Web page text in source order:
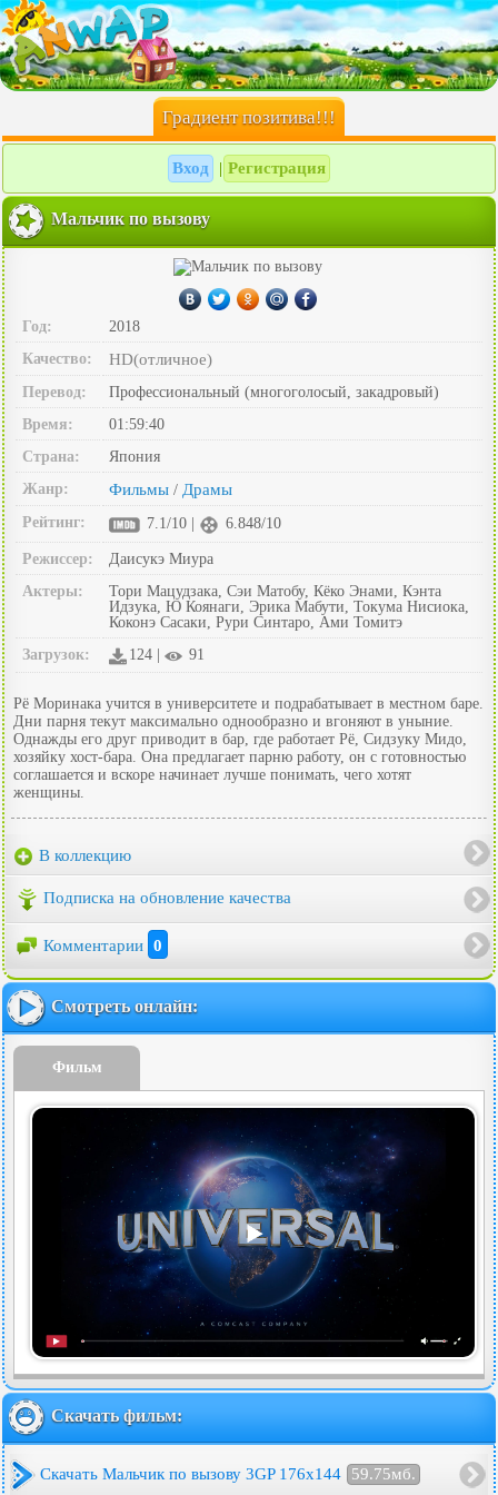
Градиент позитива!!!
Вход Регистрация
Мальчик по вызову
Год:
2018
Качество:
HD(отличное)
Перевод:
Профессиональный (многоголосый, закадровый)
Время:
01:59:40
Страна:
Япония
Жанр:
Фильмы / Драмы
Рейтинг: 7.1/10 | 6.848/10
Режиссер:
Даисукэ Миура
Актеры:
Тори Мацудзака, Сэи Матобу, Кёко Энами, Кэнта
Идзука, Ю Коянаги, Эрика Мабути, Токума Нисиока,
Коконэ Сасаки, Рури Синтаро, Ами Томитэ
Загрузок:
124 | 91
Рё Моринака учится в университете и подрабатывает в местном баре.
Дни парня текут максимально однообразно и вгоняют в уныние.
Однажды его друг приводит в бар, где работает Рё, Сидзуку Мидо,
хозяйку хост-бара. Она предлагает парню работу, он с готовностью
соглашается и вскоре начинает лучше понимать, чего хотят
женщины.
В коллекцию
Подписка на обновление качества
Комментарии 0
Смотреть онлайн:
Фильм
Скачать фильм:
Скачать Мальчик по вызову 3GP 176x144 59.75мб.